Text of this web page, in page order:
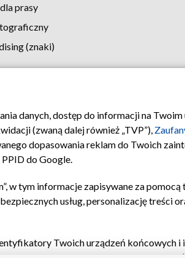
prasy
(znaki)
Kontakt
danych, dostęp do informacji na Twoim
(zwaną dalej również „TVP”),
dopasowania reklam do Twoich
do Google.
w tym informacje zapisywane za
usług, personalizację treści
Twoich urządzeń końcowych